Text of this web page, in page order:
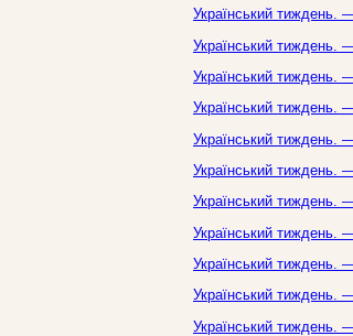
Український
Український
Український
Український
Український
Український
Український
Український
Український тиждень.
Український
Український